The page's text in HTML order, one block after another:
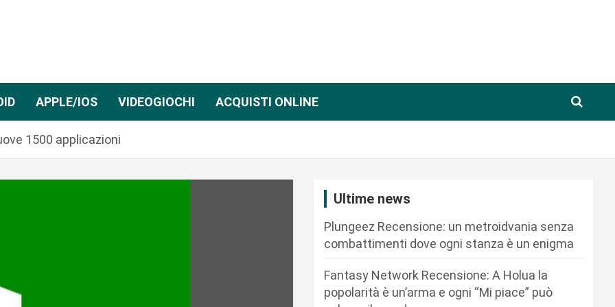
APPLE/IOS VIDEOGIOCHI ACQUISTI ONLINE
1500 applicazioni
Ultime news
Plungeez Recensione: un metroidvania senza
combattimenti dove ogni stanza è un enigma
Fantasy Network Recensione: A Holua la
popolarità è un’arma e ogni “Mi piace” può